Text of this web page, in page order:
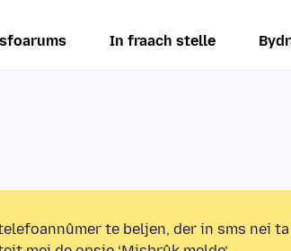
In fraach stelle
te beljen, der in sms nei